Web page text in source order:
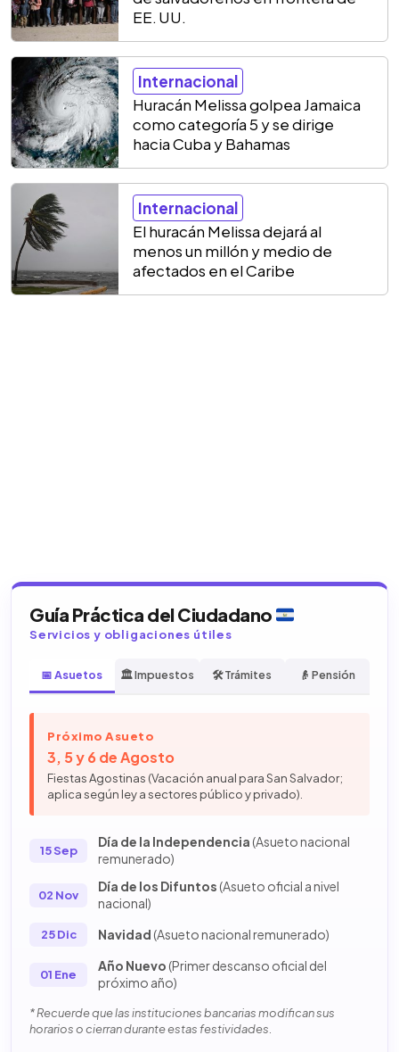
EE. UU.
Internacional
Huracán Melissa golpea Jamaica
como categoría 5 y se dirige
hacia Cuba y Bahamas
Internacional
El huracán Melissa dejará al
menos un millón y medio de
afectados en el Caribe
Guía Práctica del Ciudadano
Servicios y obligaciones útiles
📅 Asuetos 🏛️ Impuestos 🛠️ Trámites 👴 Pensión
Próximo Asueto
3, 5 y 6 de Agosto
Fiestas Agostinas (Vacación anual para San Salvador;
aplica según ley a sectores público y privado).
15 Sep
Día de la Independencia(Asueto nacional
remunerado)
02 Nov
Día de los Difuntos(Asueto oficial a nivel
nacional)
25 Dic Navidad(Asueto nacional remunerado)
01 Ene
Año Nuevo(Primer descanso oficial del
próximo año)
* Recuerde que las instituciones bancarias modifican sus
horarios o cierran durante estas festividades.